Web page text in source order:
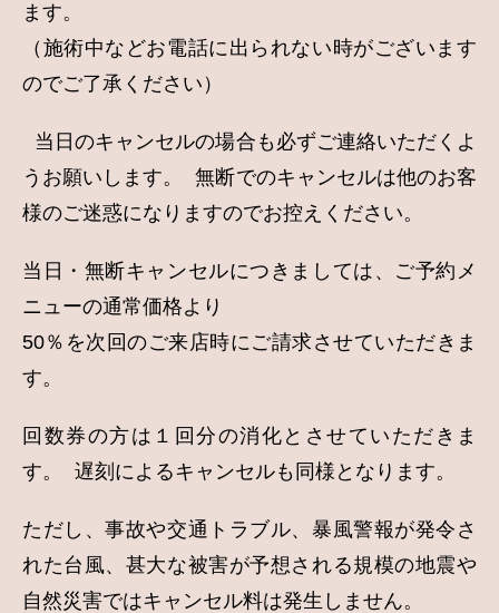
ます。
（施術中などお電話に出られない時がございます
のでご了承ください）
当日のキャンセルの場合も必ずご連絡いただくよ
うお願いします。 無断でのキャンセルは他のお客
様のご迷惑になりますのでお控えください。
当日・無断キャンセルにつきましては、ご予約メ
ニューの通常価格より
50％を次回のご来店時にご請求させていただきま
す。
回数券の方は１回分の消化とさせていただきま
す。 遅刻によるキャンセルも同様となります。
ただし、事故や交通トラブル、暴風警報が発令さ
れた台風、甚大な被害が予想される規模の地震や
自然災害ではキャンセル料は発生しません。